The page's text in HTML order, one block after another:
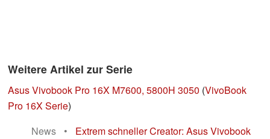
Weitere Artikel zur Serie
Asus Vivobook Pro 16X M7600, 5800H 3050 (VivoBook
Pro 16X Serie)
News
•
Extrem schneller Creator: Asus Vivobook